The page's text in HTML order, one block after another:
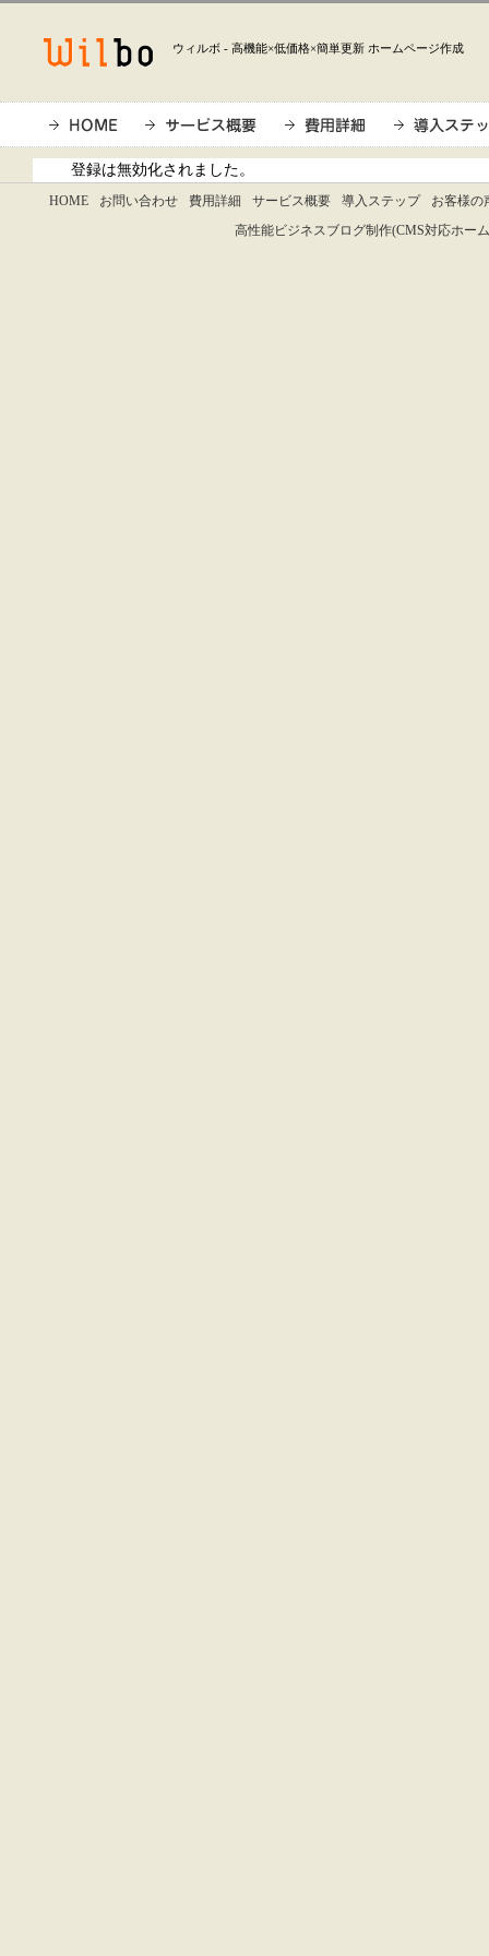
ウィルボ - 高機能×低価格×簡単更新 ホームページ作成
登録は無効化されました。
HOME お問い合わせ 費用詳細 サービス概要 導入ステップ
お客様の
高性能ビジネスブログ制作(CMS対応ホー